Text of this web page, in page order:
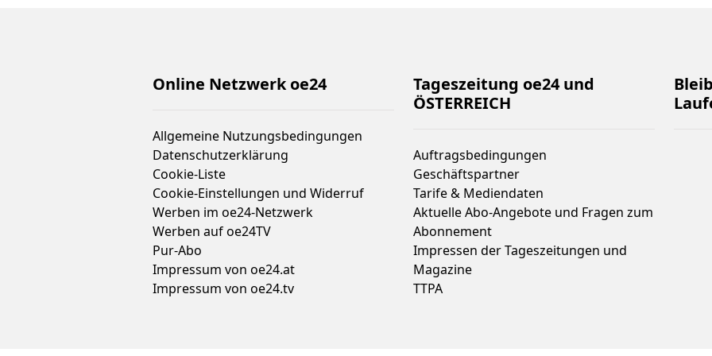
Online Netzwerk oe24
Allgemeine Nutzungsbedingungen
Datenschutzerklärung
Cookie-Liste
Cookie-Einstellungen und Widerruf
Werben im oe24-Netzwerk
Werben auf oe24TV
Pur-Abo
Impressum von oe24.at
Impressum von oe24.tv
Tageszeitung oe24 und
ÖSTERREICH
Auftragsbedingungen
Geschäftspartner
Tarife & Mediendaten
Aktuelle Abo-Angebote und Fragen zum
Abonnement
Impressen der Tageszeitungen und
Magazine
TTPA